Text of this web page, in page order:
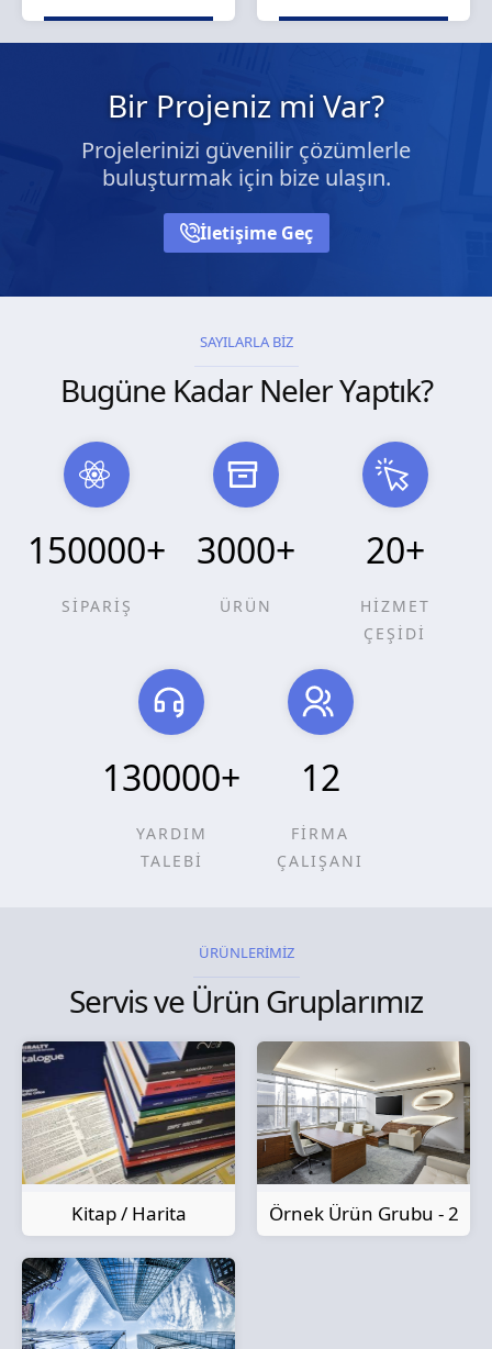
Bir Projeniz mi Var?
Projelerinizi güvenilir çözümlerle
buluşturmak için bize ulaşın.
İletişime Geç
SAYILARLA BİZ
Bugüne Kadar Neler Yaptık?
150000+
SİPARİŞ
3000+
ÜRÜN
20+
HİZMET
ÇEŞİDİ
130000+
YARDIM
TALEBİ
12
FİRMA
ÇALIŞANI
ÜRÜNLERİMİZ
Servis ve Ürün Gruplarımız
Kitap / Harita Örnek Ürün Grubu - 2